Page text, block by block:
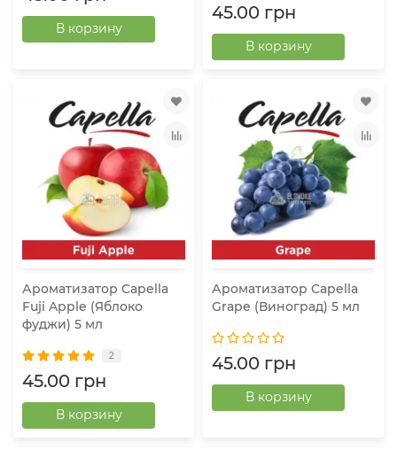
В корзину
45.00 грн
В корзину
Ароматизатор Capella
Fuji Apple (Яблоко
фуджи) 5 мл
2
45.00 грн
В корзину
Ароматизатор Capella
Grape (Виноград) 5 мл
45.00 грн
В корзину